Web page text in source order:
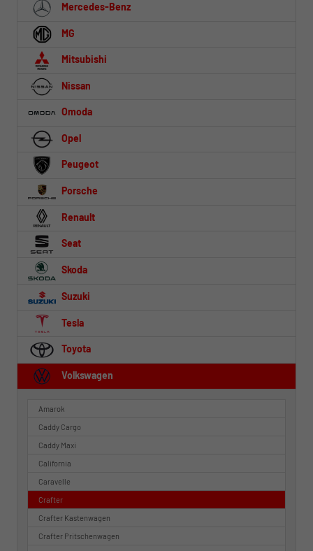
Mercedes-Benz
MG
Mitsubishi
Nissan
Omoda
Opel
Peugeot
Porsche
Renault
Seat
Skoda
Suzuki
Tesla
Toyota
Volkswagen
Amarok
Caddy Cargo
Caddy Maxi
California
Caravelle
Crafter
Crafter Kastenwagen
Crafter Pritschenwagen